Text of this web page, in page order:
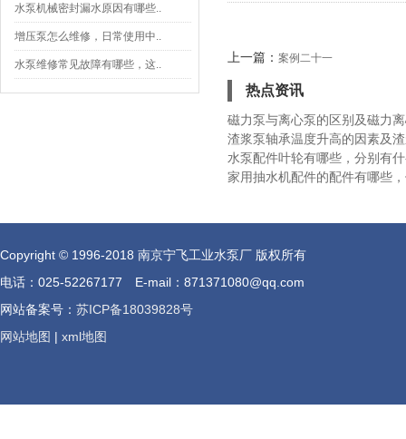
水泵机械密封漏水原因有哪些..
增压泵怎么维修，日常使用中..
水泵维修常见故障有哪些，这..
上一篇： 案例二十一
热点资讯
磁力泵与离心泵的区别及磁力
渣浆泵轴承温度升高的因素及
水泵配件叶轮有哪些，分别有
家用抽水机配件的配件有哪些
Copyright © 1996-2018 南京宁飞工业水泵厂 版权所有
电话：025-52267177 E-mail：871371080@qq.com
网站备案号： 苏ICP备18039828号
网站地图 | xml地图